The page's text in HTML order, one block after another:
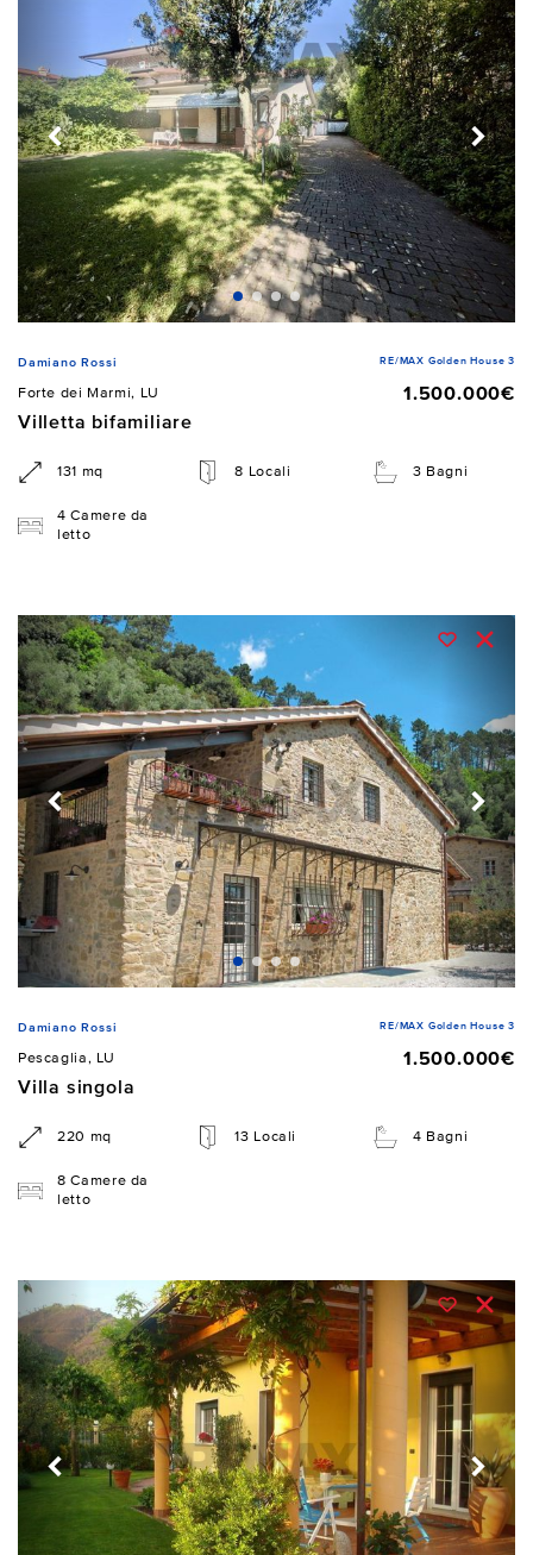
Damiano Rossi RE/MAX Golden House 3
Forte dei Marmi, LU
1.500.000€
Villetta bifamiliare
131 mq 8 Locali 3 Bagni
4 Camere da
letto
Damiano Rossi RE/MAX Golden House 3
Pescaglia, LU
1.500.000€
Villa singola
220 mq 13 Locali 4 Bagni
8 Camere da
letto